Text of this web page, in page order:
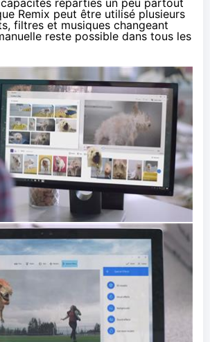
réparties un peu partout
Remix peut être utilisé plusieurs
filtres et musiques changeant
reste possible dans tous les